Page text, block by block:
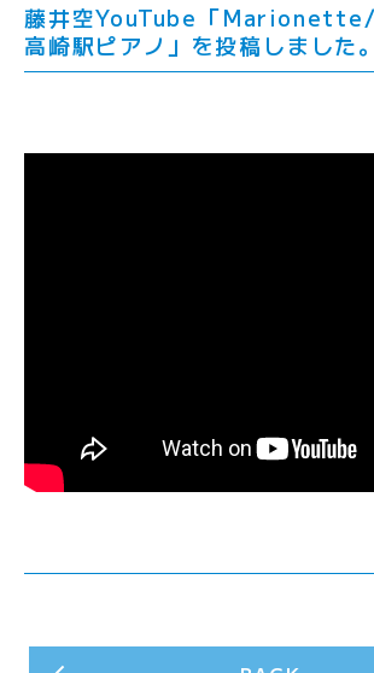
藤井空YouTube「
高崎駅ピアノ」を投稿しました。